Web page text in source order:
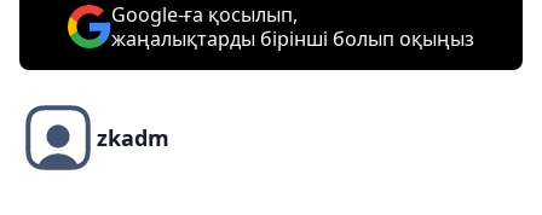
Google-ға қосылып,
жаңалықтарды бірінші болып оқыңыз
zkadm